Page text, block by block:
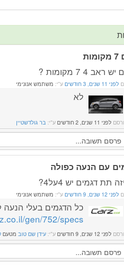
ראב 4 7 מקומות ?
לפני 11 שנים, 3 חודשים ע"י: משתמש אנונימי
לא
לפני 11 שנים, 2 חודשים ע"י: בר גולדשטיין
עם הנעה כפולה
תת דגמים יש 4על4?
לפני 12 שנים, 9 חודשים ע"י: משתמש אנונימי
כל הדגמים בעלי הנעה
gen/752/specs/
לפני 12 שנים, 9 חודשים ע"י:עידן שם טוב מטעם